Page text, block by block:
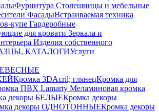
Фурнитура Столешницы и мебельные
ФасадыВстраиваемая техника
купе Гардеробные
для кровати Зеркала и
Изделия собственного
КАТАЛОГИУслуги
Кромка 3DАcril; глянецКромка для
ПВХ Lamarty Меламиновая кромка
декоры БЕЛЫЕКромка декоры
декоры ОДНОТОННЫЕКромка декоры